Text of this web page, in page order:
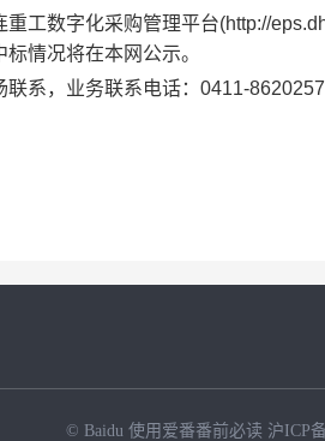
重工数字化采购管理平台(http://
情况将在本网公示。
联系，业务联系电话：0411-
© Baidu 使用爱番番前必读 沪ICP